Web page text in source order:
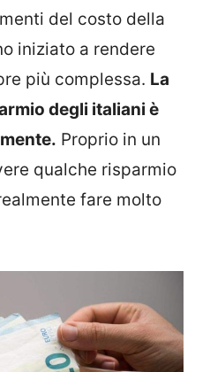
del costo della
iniziato a rendere
più complessa. La
degli italiani è
Proprio in un
qualche risparmio
fare molto